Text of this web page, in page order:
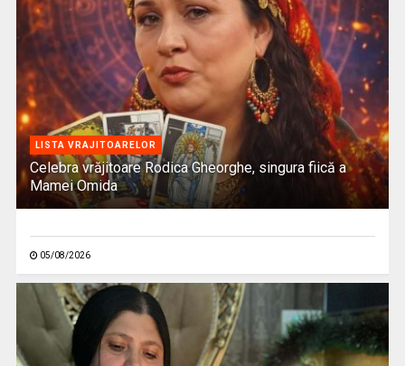
LISTA VRAJITOARELOR
Celebra vrăjitoare Rodica Gheorghe, singura fiică a
Mamei Omida
05/08/2026